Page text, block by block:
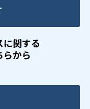
関する
らから